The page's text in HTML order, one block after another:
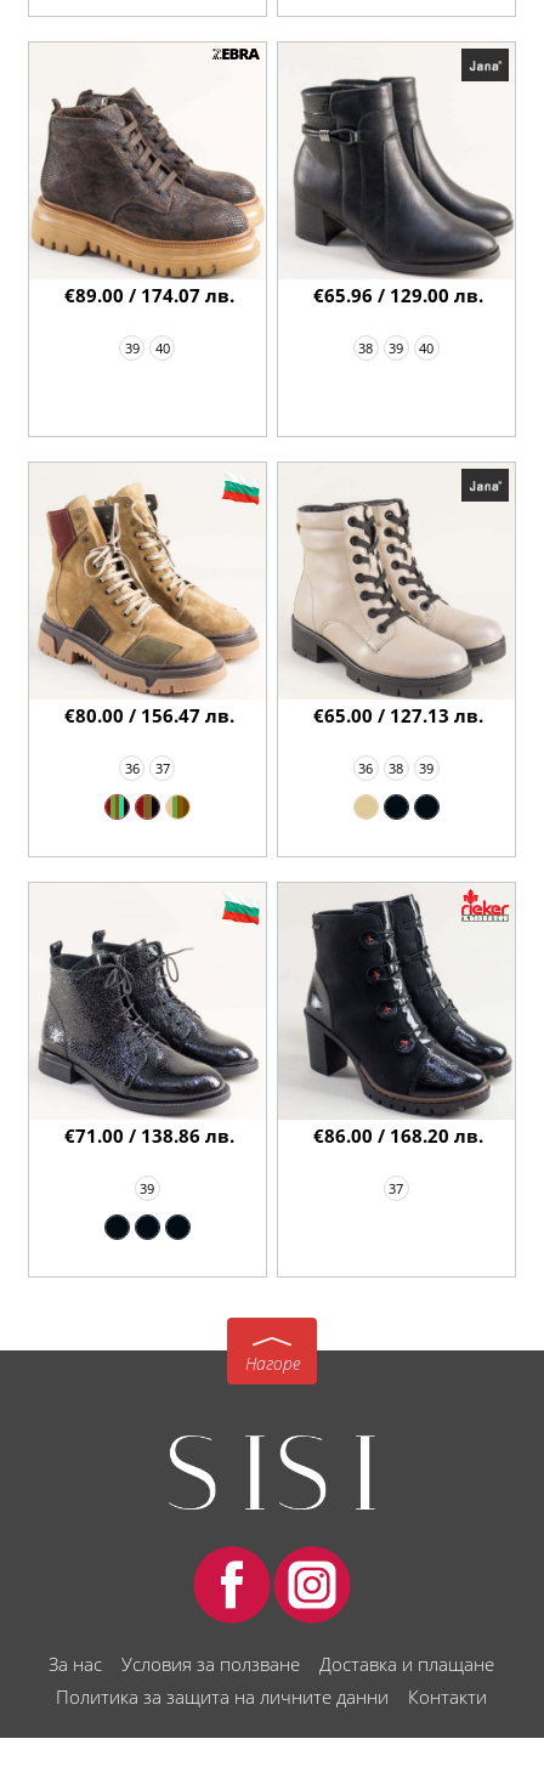
39 40
€89.00 / 174.07 лв.
38 39 40
€65.96 / 129.00 лв.
36 37
€80.00 / 156.47 лв.
36 38 39
€65.00 / 127.13 лв.
39
€71.00 / 138.86 лв.
37
€86.00 / 168.20 лв.
Нагоре
За нас Условия за ползване
Доставка и плащане
Политика за защита на личните данни
Контакти